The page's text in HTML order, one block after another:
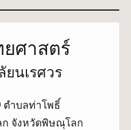
ศาสตร์
นเรศวร
ตำบลท่าโพธิ์
ก จังหวัดพิษณุโลก